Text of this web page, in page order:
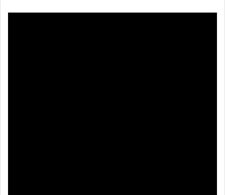
Video: TGdo, il notiziario della